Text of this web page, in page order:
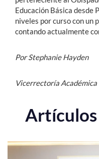
Educación Básica desde
niveles por curso con un
contando actualmente
Por Stephanie Hayden
Vicerrectoría Académica